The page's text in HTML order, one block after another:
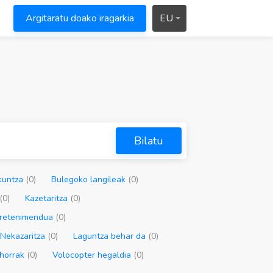
Argitaratu doako iragarkia EU
Bilatu
(0) Bulegoko langileak (0)
(0) Kazetaritza (0)
(0)
Nekazaritza (0) Laguntza behar da (0)
(0) Volocopter hegaldia (0)